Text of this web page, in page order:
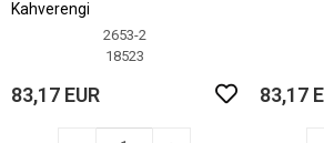
Kahverengi
2653-2
18523
83,17 EUR 83,17